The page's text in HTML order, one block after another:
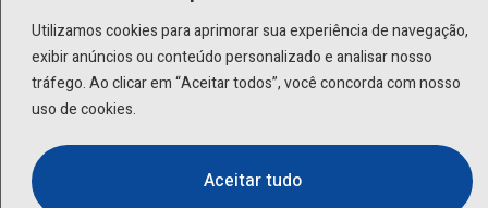
Utilizamos cookies para aprimorar sua experiência de navegação,
exibir anúncios ou conteúdo personalizado e analisar nosso
tráfego. Ao clicar em “Aceitar todos”, você concorda com nosso
uso de cookies.
Aceitar tudo
Social